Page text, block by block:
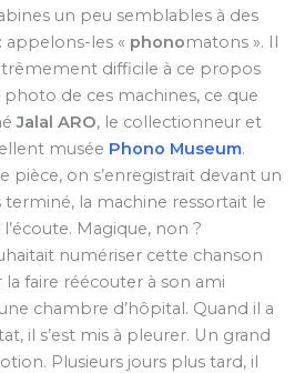
un peu semblables à des
les « phonomatons ». Il
difficile à ce propos
de ces machines, ce que
Jalal ARO, le collectionneur et
musée Phono Museum.
pièce, on s’enregistrait devant un
terminé, la machine ressortait le
Magique, non ?
numériser cette chanson
faire réécouter à son ami
chambre d’hôpital. Quand il a
il s’est mis à pleurer. Un grand
Plusieurs jours plus tard, il